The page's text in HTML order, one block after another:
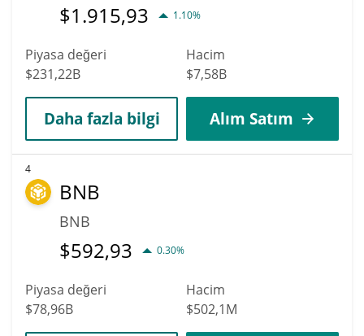
$1.915,93 1.10%
Piyasa değeri
$231,22B
Hacim
$7,58B
Daha fazla bilgi Alım Satım
4
BNB
BNB
$592,93 0.30%
Piyasa değeri
$78,96B
Hacim
$502,1M